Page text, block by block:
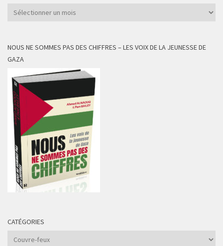
Archives
NOUS NE SOMMES PAS DES CHIFFRES – LES VOIX DE LA JEUNESSE DE
GAZA
CATÉGORIES
Catégories